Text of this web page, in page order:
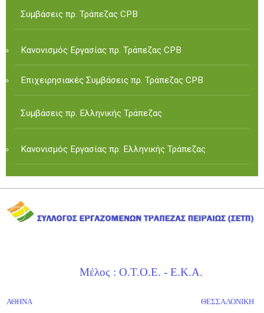
Συμβάσεις πρ. Τράπεζας CPB
Κανονισμός Εργασίας πρ. Τράπεζας CPB
Επιχειρησιακές Συμβάσεις πρ. Τράπεζας CPB
Συμβάσεις πρ. Ελληνικής Τράπεζας
Κανονισμός Εργασίας πρ. Ελληνικής Τράπεζας
Μέλος : Ο.Τ.Ο.Ε. - Ε.Κ.Α.
ΑΘΗΝΑ
ΘΕΣΣΑΛΟΝΙΚΗ